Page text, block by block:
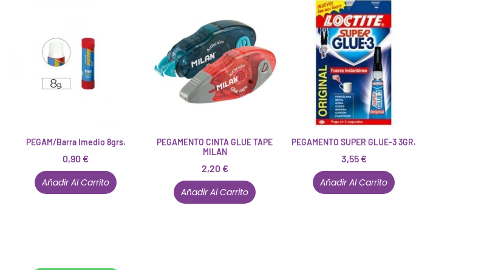
PEGAM/Barra Imedio 8grs.
0,90 €
Añadir Al Carrito
PEGAMENTO CINTA GLUE TAPE
MILAN
2,20 €
Añadir Al Carrito
PEGAMENTO SUPER GLUE-3 3GR.
3,55 €
Añadir Al Carrito